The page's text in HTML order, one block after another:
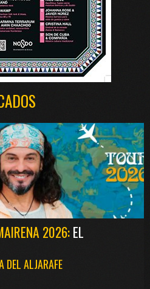
2026:EL
DEL ALJARAFE